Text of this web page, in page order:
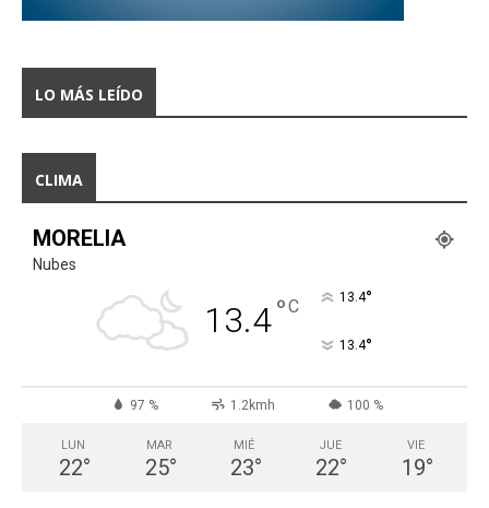
LO MÁS LEÍDO
CLIMA
MORELIA
Nubes
13.4°C 13.4°
13.4°
97 % 1.2kmh 100 %
LUN
22°
MAR
25°
MIÉ
23°
JUE
22°
VIE
19°